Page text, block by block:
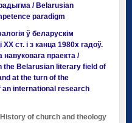
/ Belarusian
paradigm
ў беларускiм
ст. i з канца 1980х гадоў.
праекта /
the Belarusian literary field of
at the turn of the
international research
History of church and theology